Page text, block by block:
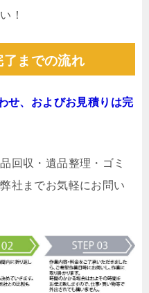
！
までの流れ
せ、およびお見積りは完
回収・遺品整理・ゴミ
社までお気軽にお問い